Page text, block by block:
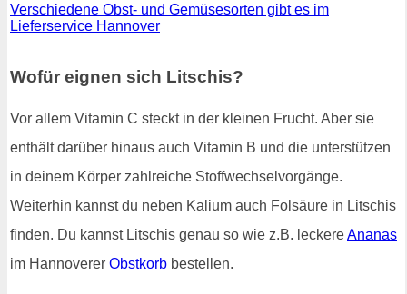
Verschiedene Obst- und Gemüsesorten gibt es im
Lieferservice Hannover
Wofür eignen sich Litschis?
Vor allem Vitamin C steckt in der kleinen Frucht. Aber sie
enthält darüber hinaus auch Vitamin B und die unterstützen
in deinem Körper zahlreiche Stoffwechselvorgänge.
Weiterhin kannst du neben Kalium auch Folsäure in Litschis
finden. Du kannst Litschis genau so wie z.B. leckereAnanas
im Hannoverer Obstkorb bestellen.